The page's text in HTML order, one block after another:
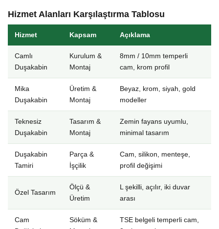
Hizmet Alanları Karşılaştırma Tablosu
Hizmet Kapsam Açıklama
Camlı
Duşakabin
Kurulum &
Montaj
8mm / 10mm temperli
cam, krom profil
Mika
Duşakabin
Üretim &
Montaj
Beyaz, krom, siyah, gold
modeller
Teknesiz
Duşakabin
Tasarım &
Montaj
Zemin fayans uyumlu,
minimal tasarım
Duşakabin
Tamiri
Parça &
İşçilik
Cam, silikon, menteşe,
profil değişimi
Özel Tasarım
Ölçü &
Üretim
L şekilli, açılır, iki duvar
arası
Cam
Söküm &
TSE belgeli temperli cam,